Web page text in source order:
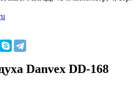
Danvex DD-168